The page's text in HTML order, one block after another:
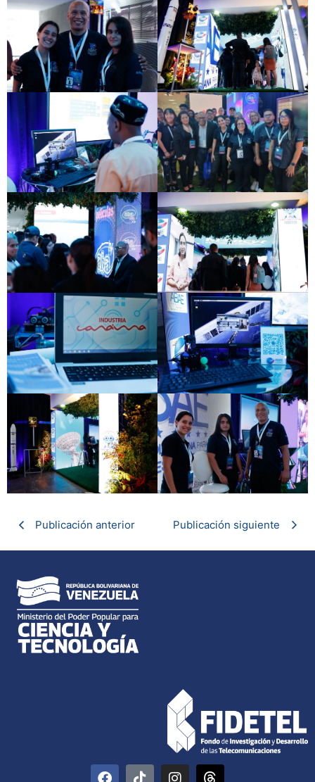
Publicación anterior Publicación siguiente